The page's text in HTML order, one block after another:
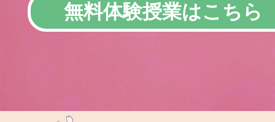
無料体験授業はこちら